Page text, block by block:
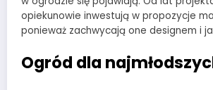
opiekunowie inwestują w propozycje
ponieważ zachwycają one designem i
Ogród dla